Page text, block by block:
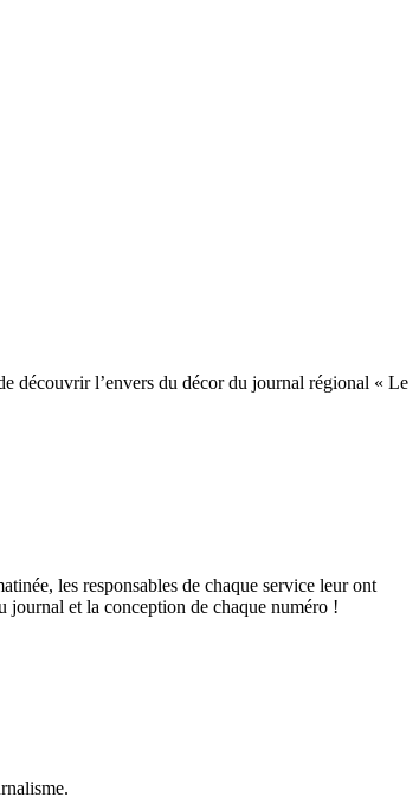
découvrir l’envers du décor du journal régional « Le
les responsables de chaque service leur ont
journal et la conception de chaque numéro !